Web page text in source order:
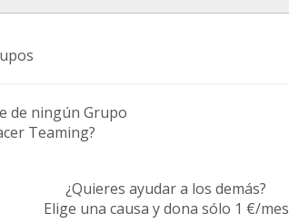
de ningún Grupo
Teaming?
¿Quieres ayudar a los demás?
Elige una causa y dona sólo 1 €/mes